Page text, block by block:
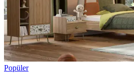
Popüler